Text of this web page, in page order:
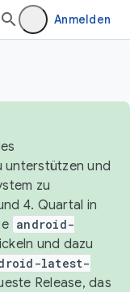
Anmelden
unterstützen und
zu
4. Quartal in
android-
und dazu
latest-
Release, das